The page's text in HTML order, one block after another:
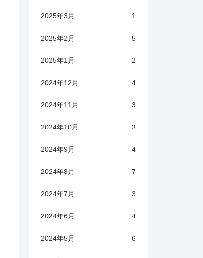
2025年3月 1
2025年2月 5
2025年1月 2
2024年12月 4
2024年11月 3
2024年10月 3
2024年9月 4
2024年8月 7
2024年7月 3
2024年6月 4
2024年5月 6